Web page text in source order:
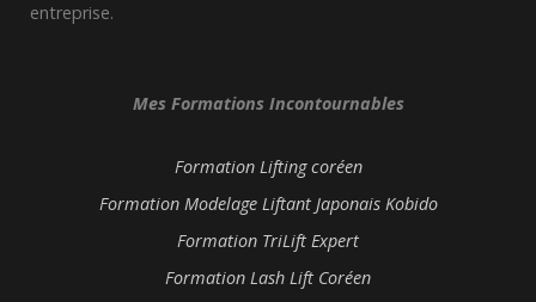
entreprise.
Mes Formations Incontournables
Formation Lifting coréen
Formation Modelage Liftant Japonais Kobido
Formation TriLift Expert
Formation Lash Lift Coréen